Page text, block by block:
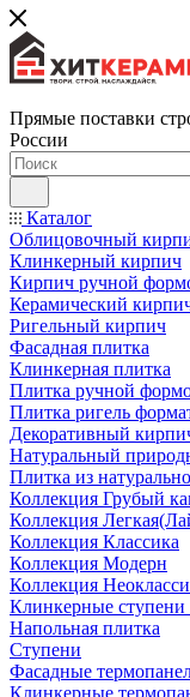
Прямые поставки
России
Каталог
Облицовочный
Клинкерный кирпич
Кирпич ручной
Керамический
Ригельный кирпич
Фасадная плитка
Клинкерная плитка
Плитка ручной
Плитка ригель
Декоративный
Натуральный
Плитка из
Коллекция Грубый
Коллекция
Коллекция Классика
Коллекция Модерн
Коллекция
Клинкерные ступени
Напольная плитка
Ступени
Фасадные